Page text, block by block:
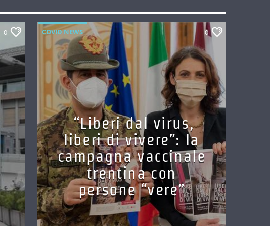
0 COVID NEWS 0
“Liberi dal virus,
liberi di vivere”: la
campagna vaccinale
trentina con
persone “vere”